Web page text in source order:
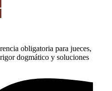
obligatoria para jueces,
dogmático y soluciones